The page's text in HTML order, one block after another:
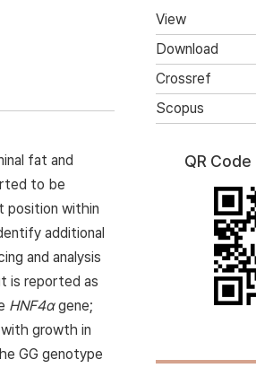
fat and
to be
position within
additional
and analysis
is reported as
HNF4αgene;
growth in
GG genotype
View
Download
Crossref
Scopus
QR